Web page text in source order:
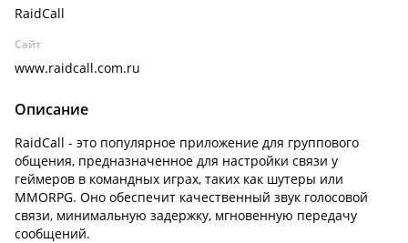
RaidCall
Сайт
www.raidcall.com.ru
Описание
RaidCall - это популярное приложение для группового
общения, предназначенное для настройки связи у
геймеров в командных играх, таких как шутеры или
MMORPG. Оно обеспечит качественный звук голосовой
связи, минимальную задержку, мгновенную передачу
сообщений.